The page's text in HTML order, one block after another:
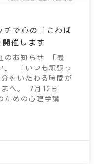
チで心の「こわば
開催します
のお知らせ 「最
」 「いつも頑張っ
をいたわる時間が
へ。 7月12日
ための心理学講